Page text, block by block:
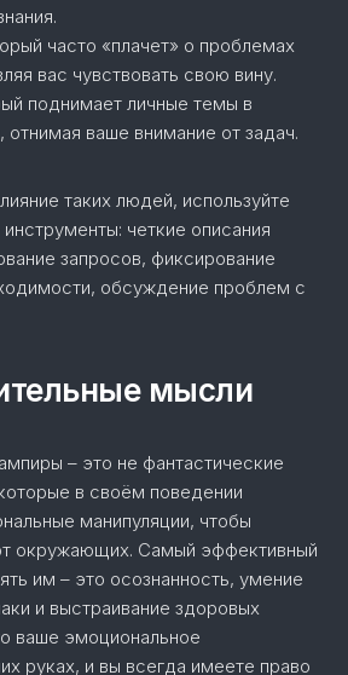
часто «плачет» о проблемах
вас чувствовать свою вину.
поднимает личные темы в
ваше внимание от задач.
таких людей, используйте
четкие описания
запросов, фиксирование
обсуждение проблем с
мысли
– это не фантастические
в своём поведении
манипуляции, чтобы
окружающих. Самый эффективный
им – это осознанность, умение
и выстраивание здоровых
ваше эмоциональное
руках, и вы всегда имеете право